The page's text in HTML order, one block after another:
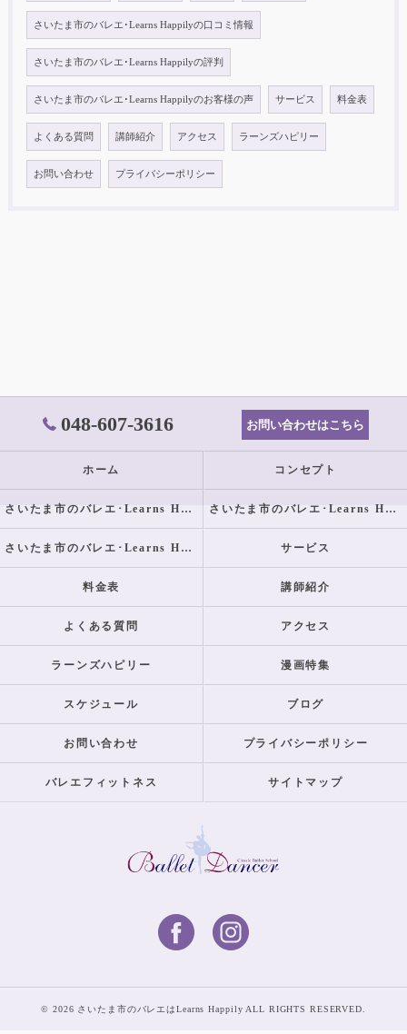
さいたま市のバレエ･Learns Happilyの口コミ情報
さいたま市のバレエ･Learns Happilyの評判
さいたま市のバレエ･Learns Happilyのお客様の声 サービス 料金表
よくある質問 講師紹介 アクセス ラーンズハピリー
お問い合わせ プライバシーポリシー
048-607-3616 お問い合わせはこちら
ホーム コンセプト
さいたま市のバレエ･Learns Happilyの口コミ情報 さいたま市のバレエ･Learns Happilyの評判
さいたま市のバレエ･Learns Happilyのお客様の声 サービス
料金表 講師紹介
よくある質問 アクセス
ラーンズハピリー 漫画特集
スケジュール ブログ
お問い合わせ プライバシーポリシー
バレエフィットネス サイトマップ
© 2026 さいたま市のバレエはLearns Happily ALL RIGHTS RESERVED.